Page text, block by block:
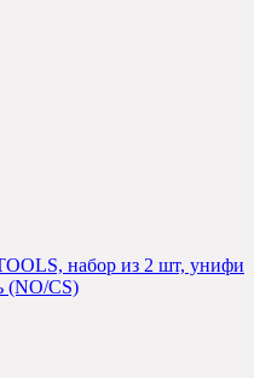
набор из 2 шт,
(NO/CS)